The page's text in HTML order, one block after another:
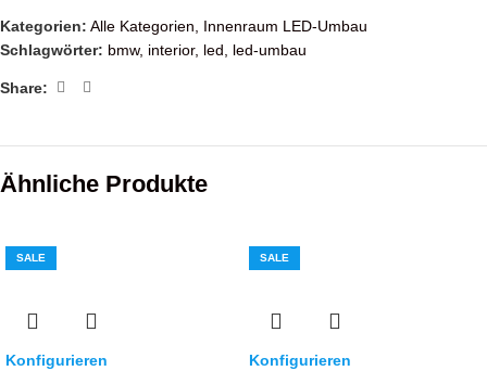
Kategorien: Alle Kategorien, Innenraum LED-Umbau
Schlagwörter: bmw, interior, led, led-umbau
Share:
Ähnliche Produkte
SALE
Konfigurieren
SALE
Konfigurieren